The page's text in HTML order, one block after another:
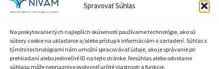
Spravovať Súhlas
Na poskytovanie tých najlepších skúseností používame technológie, ako sú
súbory cookie na ukladanie a/alebo prístup k informáciám o zariadení. Súhlas s
týmito technológiami nám umožní spracovávať údaje, ako je správanie pri
prehliadaní alebo jedinečné ID na tejto stránke. Nesúhlas alebo odvolanie
súhlasu môže nepriaznivo ovplyvniť určité vlastnosti a funkcie.
DIČ: 2020798714
Zásady ochrany súkromia